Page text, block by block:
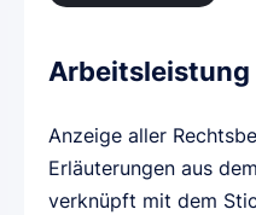
Arbeitsleistung
Anzeige aller
Erläuterungen aus
verknüpft mit dem